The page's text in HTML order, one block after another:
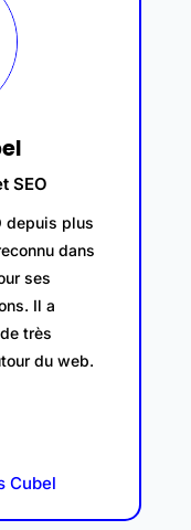
SEO
depuis plus
dans
ses
Il a
très
du web.
Cubel